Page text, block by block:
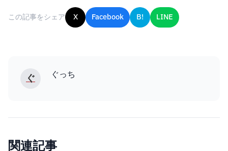
この記事をシェア X Facebook B! LINE
ぐ ぐっち
関連記事